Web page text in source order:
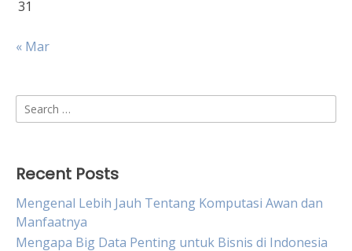
31
« Mar
Search
for:
Recent Posts
Mengenal Lebih Jauh Tentang Komputasi Awan dan
Manfaatnya
Mengapa Big Data Penting untuk Bisnis di Indonesia